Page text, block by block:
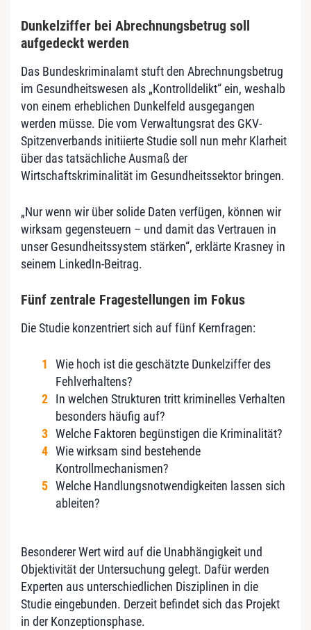
Dunkelziffer bei Abrechnungsbetrug soll
aufgedeckt werden
Das Bundeskriminalamt stuft den Abrechnungsbetrug
im Gesundheitswesen als „Kontrolldelikt“ ein, weshalb
von einem erheblichen Dunkelfeld ausgegangen
werden müsse. Die vom Verwaltungsrat des GKV-
Spitzenverbands initiierte Studie soll nun mehr Klarheit
über das tatsächliche Ausmaß der
Wirtschaftskriminalität im Gesundheitssektor bringen.
„Nur wenn wir über solide Daten verfügen, können wir
wirksam gegensteuern – und damit das Vertrauen in
unser Gesundheitssystem stärken“, erklärte Krasney in
seinem LinkedIn-Beitrag.
Fünf zentrale Fragestellungen im Fokus
Die Studie konzentriert sich auf fünf Kernfragen:
Wie hoch ist die geschätzte Dunkelziffer des
Fehlverhaltens?
In welchen Strukturen tritt kriminelles Verhalten
besonders häufig auf?
Welche Faktoren begünstigen die Kriminalität?
Wie wirksam sind bestehende
Kontrollmechanismen?
Welche Handlungsnotwendigkeiten lassen sich
ableiten?
Besonderer Wert wird auf die Unabhängigkeit und
Objektivität der Untersuchung gelegt. Dafür werden
Experten aus unterschiedlichen Disziplinen in die
Studie eingebunden. Derzeit befindet sich das Projekt
in der Konzeptionsphase.